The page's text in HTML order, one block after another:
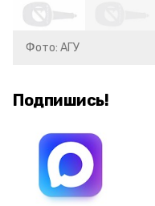
Фото: АГУ
Подпишись!